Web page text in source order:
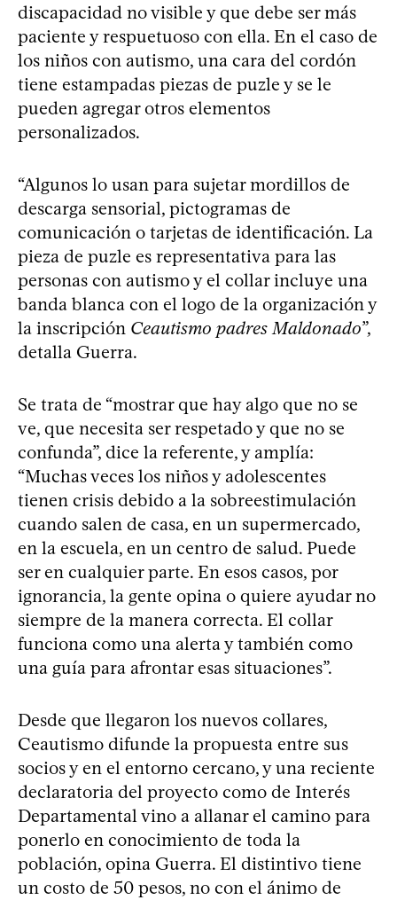
discapacidad no visible y que debe ser más
paciente y respuetuoso con ella. En el caso de
los niños con autismo, una cara del cordón
tiene estampadas piezas de puzle y se le
pueden agregar otros elementos
personalizados.
“Algunos lo usan para sujetar mordillos de
descarga sensorial, pictogramas de
comunicación o tarjetas de identificación. La
pieza de puzle es representativa para las
personas con autismo y el collar incluye una
banda blanca con el logo de la organización y
la inscripción Ceautismo padres Maldonado”,
detalla Guerra.
Se trata de “mostrar que hay algo que no se
ve, que necesita ser respetado y que no se
confunda”, dice la referente, y amplía:
“Muchas veces los niños y adolescentes
tienen crisis debido a la sobreestimulación
cuando salen de casa, en un supermercado,
en la escuela, en un centro de salud. Puede
ser en cualquier parte. En esos casos, por
ignorancia, la gente opina o quiere ayudar no
siempre de la manera correcta. El collar
funciona como una alerta y también como
una guía para afrontar esas situaciones”.
Desde que llegaron los nuevos collares,
Ceautismo difunde la propuesta entre sus
socios y en el entorno cercano, y una reciente
declaratoria del proyecto como de Interés
Departamental vino a allanar el camino para
ponerlo en conocimiento de toda la
población, opina Guerra. El distintivo tiene
un costo de 50 pesos, no con el ánimo de